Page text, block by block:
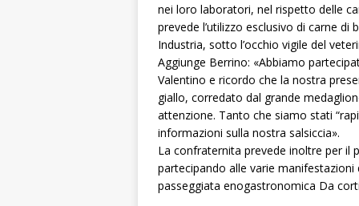
nei loro laboratori, nel rispetto delle
prevede l’utilizzo esclusivo di carne
Industria, sotto l’occhio vigile del
Aggiunge Berrino: «Abbiamo
Valentino e ricordo che la nostra
giallo, corredato dal grande
attenzione. Tanto che siamo stati
informazioni sulla nostra salsiccia».
La confraternita prevede inoltre per il
partecipando alle varie
passeggiata enogastronomica Da